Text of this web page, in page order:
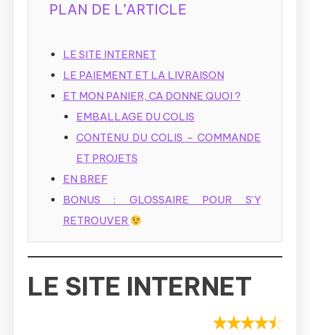
PLAN DE L’ARTICLE
LE SITE INTERNET
LE PAIEMENT ET LA LIVRAISON
ET MON PANIER, CA DONNE QUOI ?
EMBALLAGE DU COLIS
CONTENU DU COLIS – COMMANDE
ET PROJETS
EN BREF
BONUS : GLOSSAIRE POUR S’Y
RETROUVER
LE SITE INTERNET